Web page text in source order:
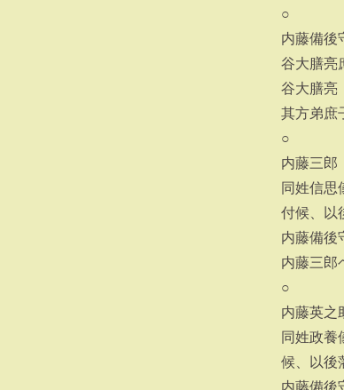
○
内藤備後
谷大膳亮
谷大膳亮
其方弟庶
○
内藤三郎
同姓信思
付候、以
内藤備後
内藤三郎
○
内藤英之
同姓政養
候、以後
内藤備後